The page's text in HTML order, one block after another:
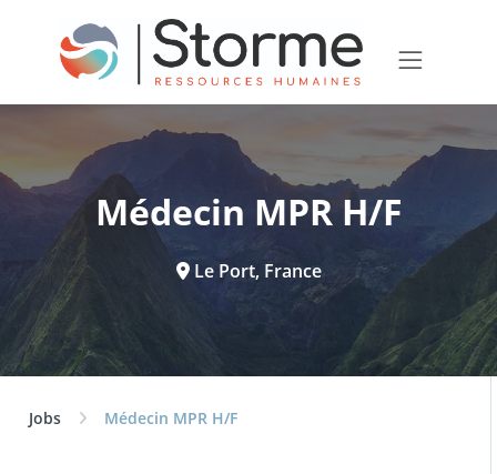
Médecin MPR H/F
Le Port, France
Jobs Médecin MPR H/F